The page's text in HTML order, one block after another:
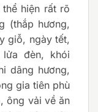
hiện rất rõ
(thắp hương,
giỗ, ngày tết,
đèn, khói
dâng hương,
gia tiên phù
ông vải về ăn